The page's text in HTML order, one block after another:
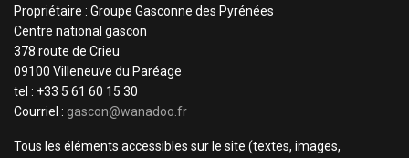
Propriétaire : Groupe Gasconne des Pyrénées
Centre national gascon
378 route de Crieu
09100 Villeneuve du Paréage
tel : +33 5 61 60 15 30
Courriel : gascon@wanadoo.fr
Tous les éléments accessibles sur le site (textes, images,